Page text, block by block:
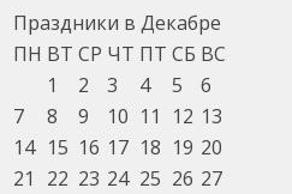
Праздники в Декабре
ПН ВТ СР ЧТ ПТ СБ ВС
1
2 3 4 5
6
7
8 9 10 11 12 13
14 15 16 17 18 19 20
21
22 23 24 25 26 27